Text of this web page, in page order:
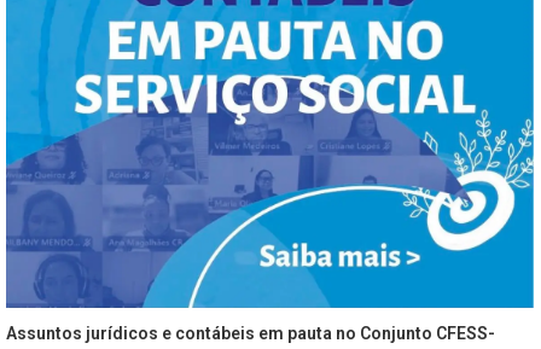
Assuntos jurídicos e contábeis em pauta no Conjunto CFESS-